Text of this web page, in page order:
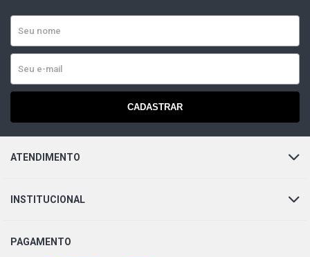
CADASTRAR
ATENDIMENTO
INSTITUCIONAL
PAGAMENTO